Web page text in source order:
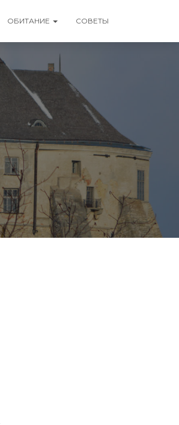
ОБИТАНИЕ СОВЕТЫ